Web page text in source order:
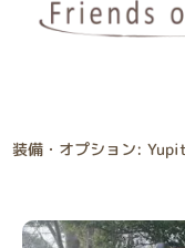
装備・オプション: